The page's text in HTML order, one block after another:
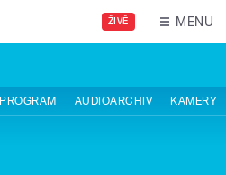
ŽIVĚ MENU
PROGRAM AUDIOARCHIV KAMERY